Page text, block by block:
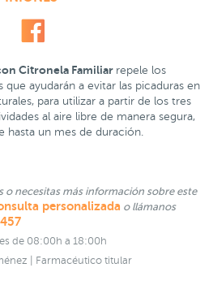
Citronela Familiar repele los
ayudarán a evitar las picaduras en
para utilizar a partir de los tres
al aire libre de manera segura,
hasta un mes de duración.
o necesitas más información sobre este
personalizada o llámanos
de 08:00h a 18:00h
| Farmacéutico titular